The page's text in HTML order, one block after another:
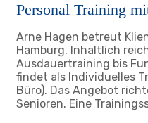
Personal Training
Arne Hagen betreut
Hamburg. Inhaltlich
Ausdauertraining bis
findet als Individuelles
Büro). Das Angebot
Senioren. Eine